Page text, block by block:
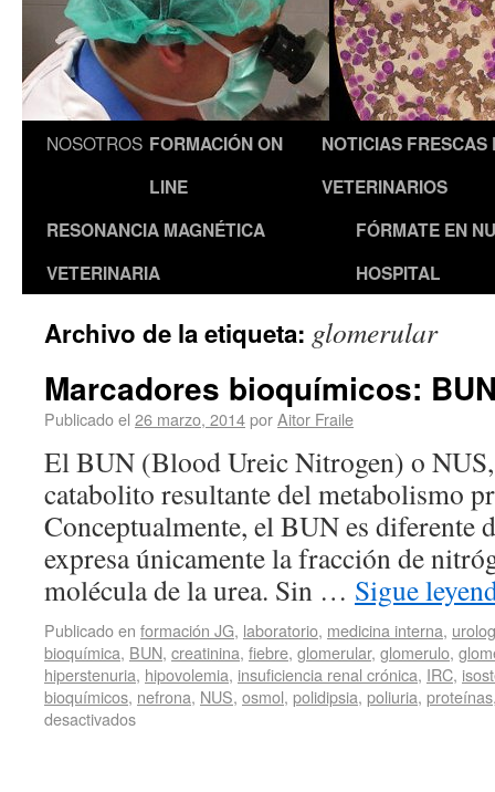
NOSOTROS FORMACIÓN ON
LINE
NOTICIAS FRESCAS
VETERINARIOS
RESONANCIA MAGNÉTICA
VETERINARIA
FÓRMATE EN
HOSPITAL
Archivo de la etiqueta: glomerular
Marcadores bioquímicos:
Publicado el 26 marzo, 2014porAitor Fraile
El BUN (Blood Ureic Nitrogen) o NUS,
catabolito resultante del metabolismo
Conceptualmente, el BUN es diferente
expresa únicamente la fracción de
molécula de la urea. Sin … Sigue
Publicado en formación JG, laboratorio, medicina interna,
bioquímica, BUN, creatinina, fiebre, glomerular, glomerulo,
hiperstenuria, hipovolemia, insuficiencia renal crónica, IRC,
bioquímicos, nefrona, NUS, osmol, polidipsia, poliuria, proteínas
desactivados